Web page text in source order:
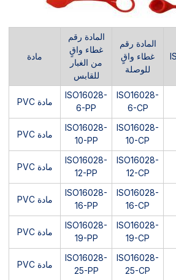
المادة رقم
غطاء واقٍ
للوصلة
المادة رقم
غطاء واقٍ
من الغبار
للقابس
مادة
ISO16028-
6-CP
ISO16028-
6-PP
مادة PVC
ISO16028-
10-CP
ISO16028-
10-PP
مادة PVC
ISO16028-
12-CP
ISO16028-
12-PP
مادة PVC
ISO16028-
16-CP
ISO16028-
16-PP
مادة PVC
ISO16028-
19-CP
ISO16028-
19-PP
مادة PVC
ISO16028-
25-CP
ISO16028-
25-PP
مادة PVC